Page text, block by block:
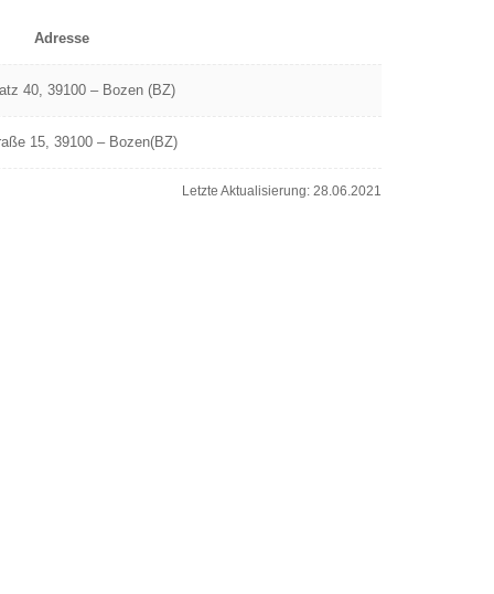
Adresse
40, 39100 – Bozen (BZ)
15, 39100 – Bozen(BZ)
Letzte Aktualisierung: 28.06.2021